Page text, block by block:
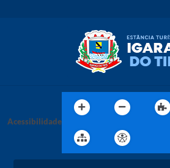
Acessibilidade